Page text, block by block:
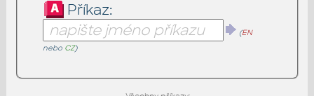
Příkaz:
(EN
nebo CZ)